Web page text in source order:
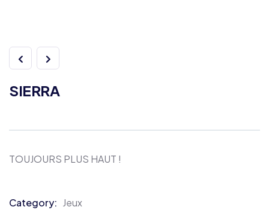
SIERRA
TOUJOURS PLUS HAUT !
Category: Jeux